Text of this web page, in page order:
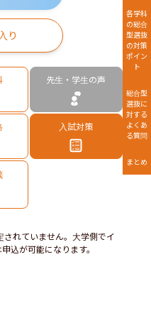
り
先生・学生の声
入試対策
れていません。大学側でイ
込が可能になります。
各学科
の総合
型選抜
の対策
ポイン
ト
総合型
選抜に
対する
よくあ
る質問
まとめ